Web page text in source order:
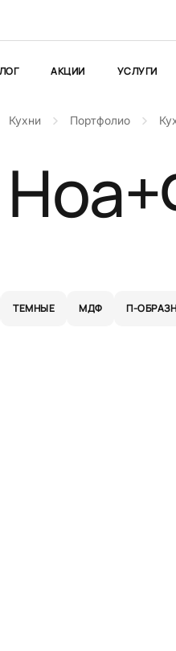
АКЦИИ УСЛУГИ
Кухни Портфолио
ТЕМНЫЕ МДФ П-